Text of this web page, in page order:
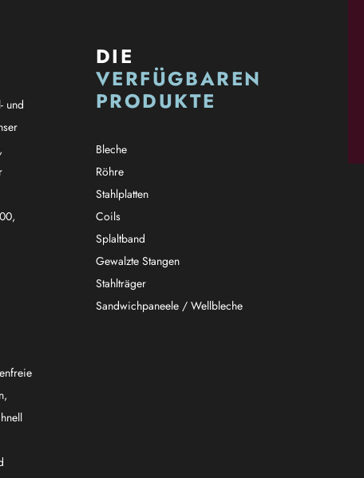
und
DIE
VERFÜGBAREN
PRODUKTE
Bleche
Röhre
Stahlplatten
Coils
Splaltband
Gewalzte Stangen
Stahlträger
Sandwichpaneele / Wellbleche